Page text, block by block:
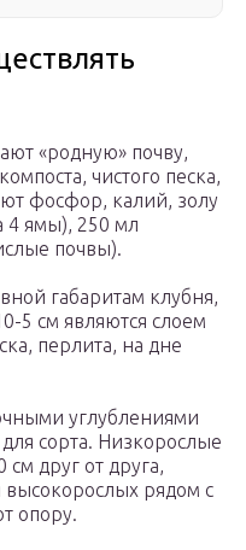
«родную» почву,
чистого песка,
фосфор, калий, золу
4 ямы), 250 мл
почвы).
габаритам клубня,
5 см являются слоем
перлита, на дне
углублениями
сорта. Низкорослые
см друг от друга,
рядом с
опору.